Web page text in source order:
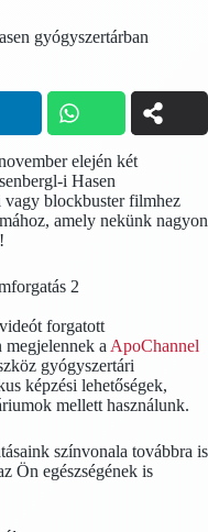
gyógyszertárban
elején két
i Hasen
blockbuster filmhez
amely nekünk nagyon
forgatott
megjelennek a ApoChannel
gyógyszertári
képzési lehetőségek,
mellett használunk.
színvonala továbbra is
Ön egészségének is